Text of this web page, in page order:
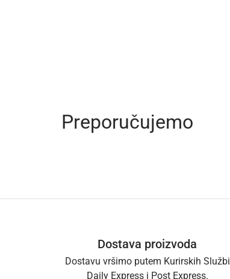
Preporučujemo
Dostava proizvoda
Dostavu vršimo putem Kurirskih Službi
Daily Express i Post Express.